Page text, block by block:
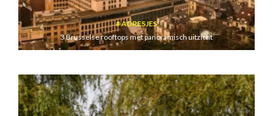
ADRESJES
3 Brusselse rooftops met panoramisch uitzicht